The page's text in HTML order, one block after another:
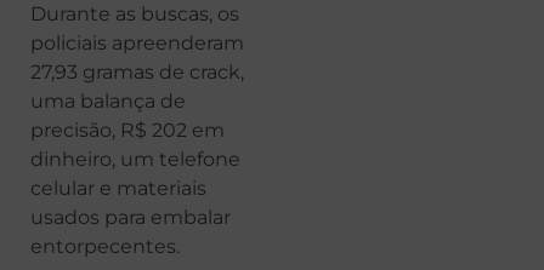
Durante as buscas, os
policiais apreenderam
27,93 gramas de crack,
uma balança de
precisão, R$ 202 em
dinheiro, um telefone
celular e materiais
usados para embalar
entorpecentes.